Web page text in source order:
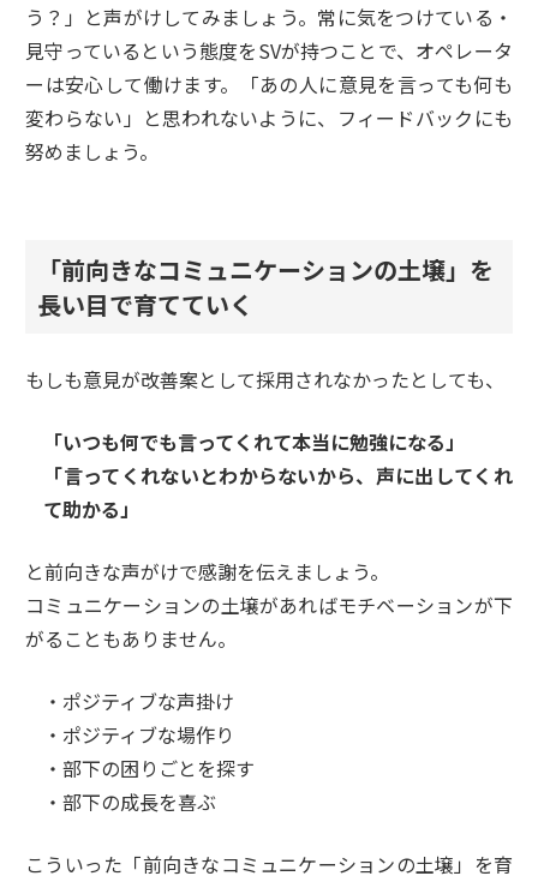
う？」と声がけしてみましょう。常に気をつけている・
見守っているという態度をSVが持つことで、オペレータ
ーは安心して働けます。「あの人に意見を言っても何も
変わらない」と思われないように、フィードバックにも
努めましょう。
「前向きなコミュニケーションの土壌」を
長い目で育てていく
もしも意見が改善案として採用されなかったとしても、
「いつも何でも言ってくれて本当に勉強になる」
「言ってくれないとわからないから、声に出してくれ
て助かる」
と前向きな声がけで感謝を伝えましょう。
コミュニケーションの土壌があればモチベーションが下
がることもありません。
・ポジティブな声掛け
・ポジティブな場作り
・部下の困りごとを探す
・部下の成長を喜ぶ
こういった「前向きなコミュニケーションの土壌」を育